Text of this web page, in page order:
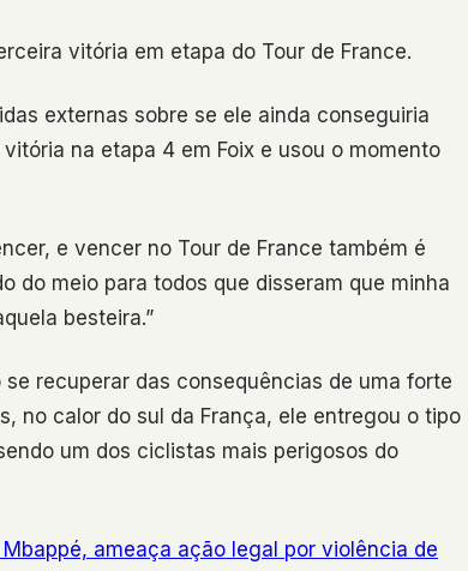
vitória em etapa do Tour de France.
externas sobre se ele ainda conseguiria
na etapa 4 em Foix e usou o momento
e vencer no Tour de France também é
do meio para todos que disseram que minha
besteira.”
recuperar das consequências de uma forte
no calor do sul da França, ele entregou o tipo
um dos ciclistas mais perigosos do
ameaça ação legal por violência de